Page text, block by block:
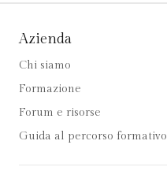
Azienda
Chi siamo
Formazione
Forum e risorse
Guida al percorso formativo